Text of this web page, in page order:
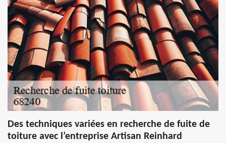
Des techniques variées en recherche de fuite de
toiture avec l’entreprise Artisan Reinhard